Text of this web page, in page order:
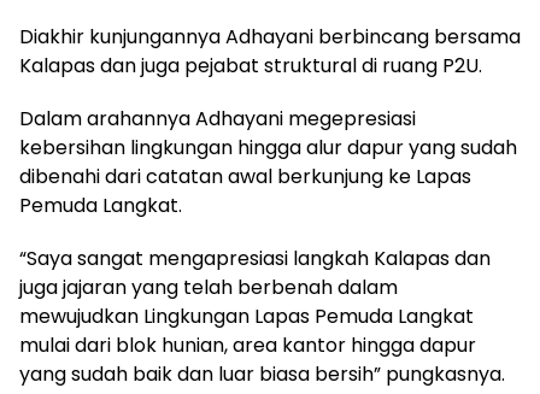
Diakhir kunjungannya Adhayani berbincang bersama
Kalapas dan juga pejabat struktural di ruang P2U.
Dalam arahannya Adhayani megepresiasi
kebersihan lingkungan hingga alur dapur yang sudah
dibenahi dari catatan awal berkunjung ke Lapas
Pemuda Langkat.
“Saya sangat mengapresiasi langkah Kalapas dan
juga jajaran yang telah berbenah dalam
mewujudkan Lingkungan Lapas Pemuda Langkat
mulai dari blok hunian, area kantor hingga dapur
yang sudah baik dan luar biasa bersih” pungkasnya.